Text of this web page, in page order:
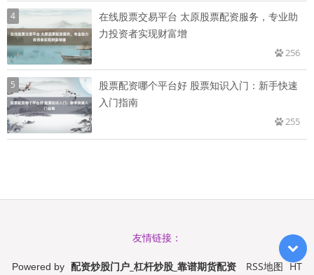
4
在线股票交易平台 太原股票配资服务，专业助
力投资者实现财富增
256
5
股票配资哪个平台好 股票知识入门：新手快速
入门指南
255
友情链接：
Powered by 配资炒股门户_杠杆炒股_靠谱期货配资 RSS地图 HT